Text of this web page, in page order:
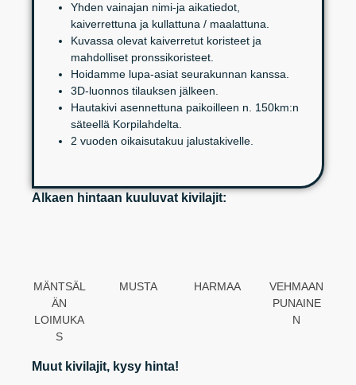
Yhden vainajan nimi-ja aikatiedot,
kaiverrettuna ja kullattuna / maalattuna.
Kuvassa olevat kaiverretut koristeet ja
mahdolliset pronssikoristeet.
Hoidamme lupa-asiat seurakunnan kanssa.
3D-luonnos tilauksen jälkeen.
Hautakivi asennettuna paikoilleen n. 150km:n
säteellä Korpilahdelta.
2 vuoden oikaisutakuu jalustakivelle.
Alkaen hintaan kuuluvat kivilajit:
MÄNTSÄL
ÄN
LOIMUKA
S
MUSTA HARMAA
VEHMAAN
PUNAINE
N
Muut kivilajit, kysy hinta!